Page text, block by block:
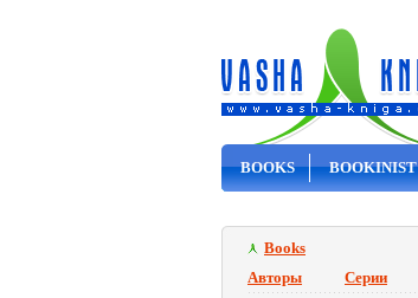
BOOKS BOOKINIST
Books
Авторы
Серии